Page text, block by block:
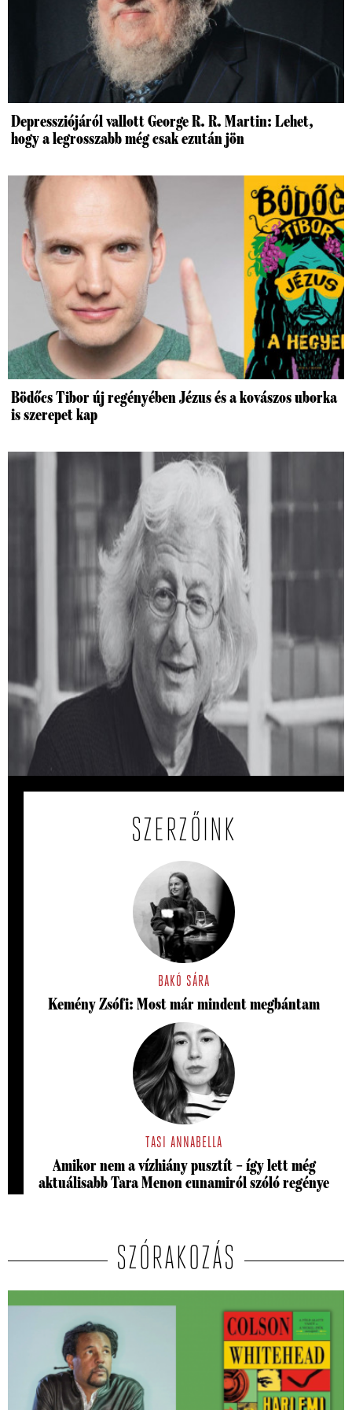
Depressziójáról vallott George R. R. Martin: Lehet,
hogy a legrosszabb még csak ezután jön
Bödőcs Tibor új regényében Jézus és a kovászos uborka
is szerepet kap
Várszegi Asztrik: Találkozásaim
Esterházy Péterrel
Milyen kapcsolata volt Esterházy Péternek a vallással?
Várszegi Asztrik visszaemlékezése.
SZERZŐINK
BAKÓ SÁRA
Kemény Zsófi: Most már mindent megbántam
TASI ANNABELLA
Amikor nem a vízhiány pusztít – így lett még
aktuálisabb Tara Menon cunamiról szóló regénye
SZÓRAKOZÁS